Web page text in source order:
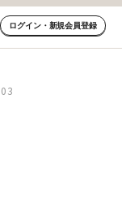
ログイン・新規会員登録